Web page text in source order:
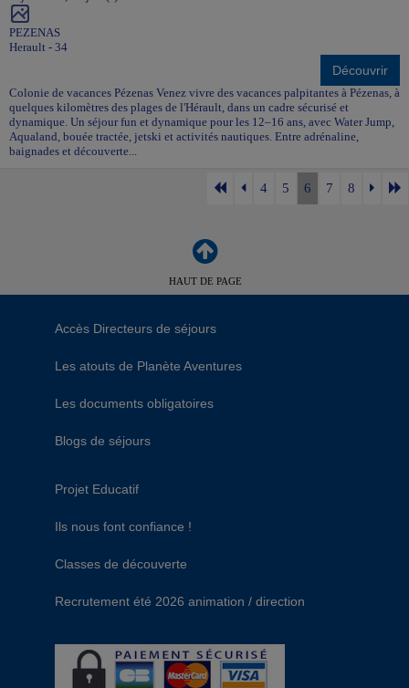
PEZENAS
Herault - 34
Découvrir
Colonie de vacances Pézenas Venez vivre des vacances palpitantes à Pézenas, à
quelques kilomètres des plages de l'Hérault, dans un cadre sécurisé et
dynamique. Un séjour fun et dynamique pour les 12–16 ans, avec Water Jump,
Aqualand, bouée tractée, jetski et activités nautiques. Entre adrénaline,
baignades et découverte...
4 5 6 7 8
HAUT DE PAGE
Accès Directeurs de séjours
Les atouts de Planète Aventures
Les documents obligatoires
Blogs de séjours
Projet Educatif
Ils nous font confiance !
Classes de découverte
Recrutement été 2026 animation / direction